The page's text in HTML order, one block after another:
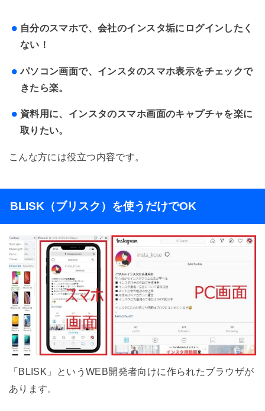
自分のスマホで、会社のインスタ垢にログインしたく
ない！
パソコン画面で、インスタのスマホ表示をチェックで
きたら楽。
資料用に、インスタのスマホ画面のキャプチャを楽に
取りたい。
こんな方には役立つ内容です。
BLISK（ブリスク）を使うだけでOK
「BLISK」というWEB開発者向けに作られたブラウザが
あります。